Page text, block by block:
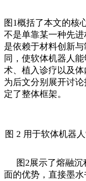
图1概括了本文的核
不是单靠某一种先
是依赖于材料创新
同，使软体机器人
术、植入诊疗以及
为后文分别展开讨
定了整体框架。
图 2 用于软体机器
图2展示了熔融沉
面的优势，直接墨